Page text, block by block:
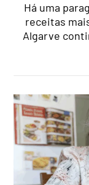
Há uma
receitas
Algarve